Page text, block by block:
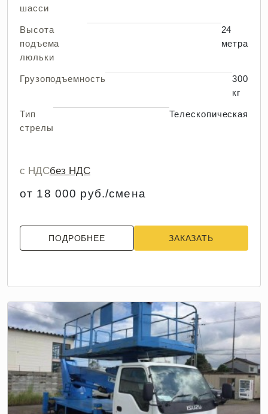
шасси
Высота
подъема
люльки
24
метра
Грузоподъемность
300
кг
Тип
стрелы
Телескопическая
с НДСбез НДС
от 18 000 руб./смена
ПОДРОБНЕЕ ЗАКАЗАТЬ